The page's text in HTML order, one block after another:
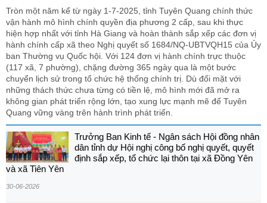
Tròn một năm kể từ ngày 1-7-2025, tỉnh Tuyên Quang chính thức
vận hành mô hình chính quyền địa phương 2 cấp, sau khi thực
hiện hợp nhất với tỉnh Hà Giang và hoàn thành sắp xếp các đơn vị
hành chính cấp xã theo Nghị quyết số 1684/NQ-UBTVQH15 của Ủy
ban Thường vụ Quốc hội. Với 124 đơn vị hành chính trực thuộc
(117 xã, 7 phường), chặng đường 365 ngày qua là một bước
chuyển lịch sử trong tổ chức hệ thống chính trị. Dù đối mặt với
những thách thức chưa từng có tiền lệ, mô hình mới đã mở ra
không gian phát triển rộng lớn, tạo xung lực mạnh mẽ để Tuyên
Quang vững vàng trên hành trình phát triển.
Trưởng Ban Kinh tế - Ngân sách Hội đồng nhân
dân tỉnh dự Hội nghị công bố nghị quyết, quyết
định sắp xếp, tổ chức lại thôn tại xã Đồng Yên
và xã Tiên Yên
30-06-2026